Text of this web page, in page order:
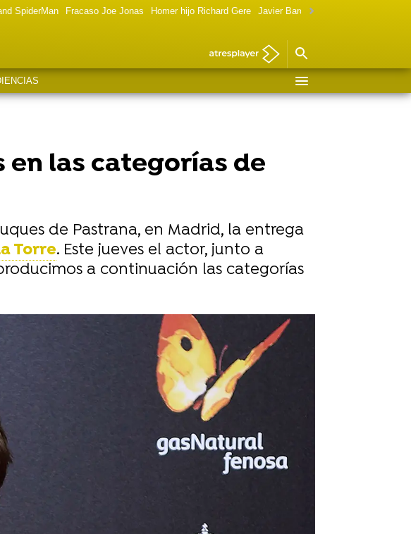
SpiderMan Fracaso Joe Jonas Homer hijo Richard Gere Javier Bardem política
las categorías de
de Pastrana, en Madrid, la entrega
Torre. Este jueves el actor, junto a
a continuación las categorías